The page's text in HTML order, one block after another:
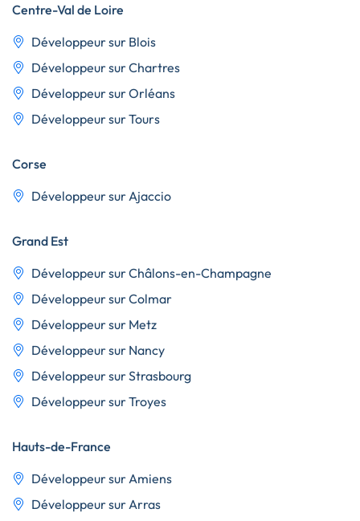
Centre-Val de Loire
Développeur sur Blois
Développeur sur Chartres
Développeur sur Orléans
Développeur sur Tours
Corse
Développeur sur Ajaccio
Grand Est
Développeur sur Châlons-en-Champagne
Développeur sur Colmar
Développeur sur Metz
Développeur sur Nancy
Développeur sur Strasbourg
Développeur sur Troyes
Hauts-de-France
Développeur sur Amiens
Développeur sur Arras